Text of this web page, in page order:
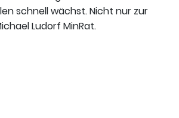
schnell wächst. Nicht nur zur
Ludorf MinRat.